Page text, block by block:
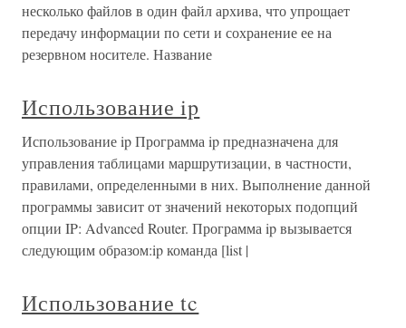
несколько файлов в один файл архива, что упрощает
передачу информации по сети и сохранение ее на
резервном носителе. Название
Использование ip
Использование ip Программа ip предназначена для
управления таблицами маршрутизации, в частности,
правилами, определенными в них. Выполнение данной
программы зависит от значений некоторых подопций
опции IP: Advanced Router. Программа ip вызывается
следующим образом:ip команда [list |
Использование tc